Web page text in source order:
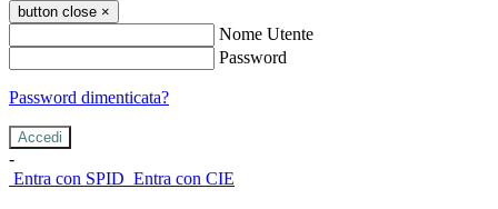
button close ×
Nome Utente
Password
Password dimenticata?
-
Entra con SPID Entra con CIE